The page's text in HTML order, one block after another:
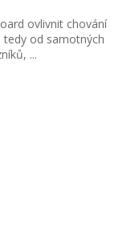
ovlivnit chování
tedy od samotných
...